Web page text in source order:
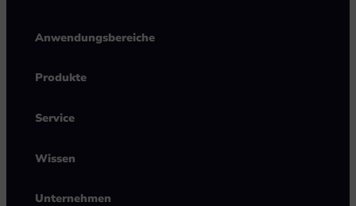
Anwendungsbereiche
Produkte
Service
Wissen
Unternehmen